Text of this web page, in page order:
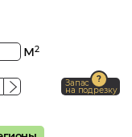
м2
Запас
на подрезку